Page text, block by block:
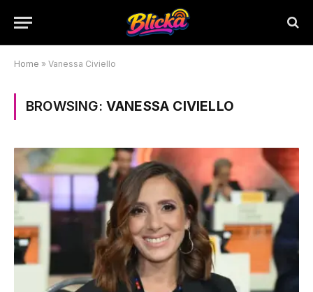
Home » Vanessa Civiello
BROWSING: VANESSA CIVIELLO